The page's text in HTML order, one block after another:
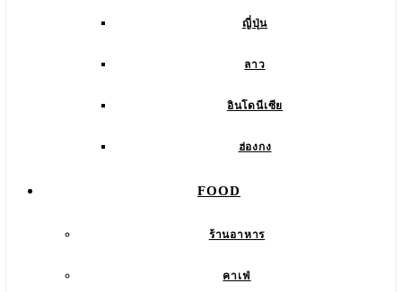
ญี่ปุ่น
ลาว
อินโดนีเซีย
ฮ่องกง
FOOD
ร้านอาหาร
คาเฟ่